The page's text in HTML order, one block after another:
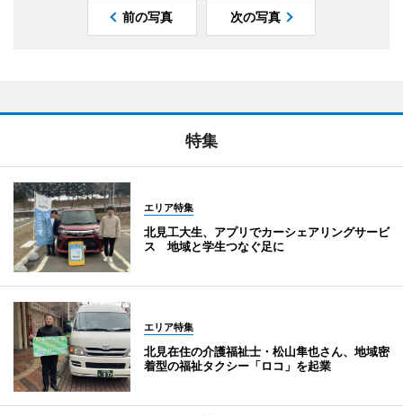
前の写真 次の写真
特集
エリア特集
北見工大生、アプリでカーシェアリングサービ
ス 地域と学生つなぐ足に
エリア特集
北見在住の介護福祉士・松山隼也さん、地域密
着型の福祉タクシー「ロコ」を起業